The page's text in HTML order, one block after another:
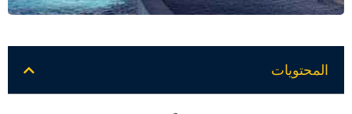
المحتويات